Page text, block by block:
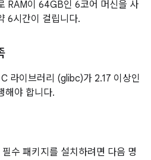
RAM이 64GB인 6코어 머신을 사
6시간이 걸립니다.
라이브러리 (glibc)가 2.17 이상인
해야 합니다.
수 패키지를 설치하려면 다음 명